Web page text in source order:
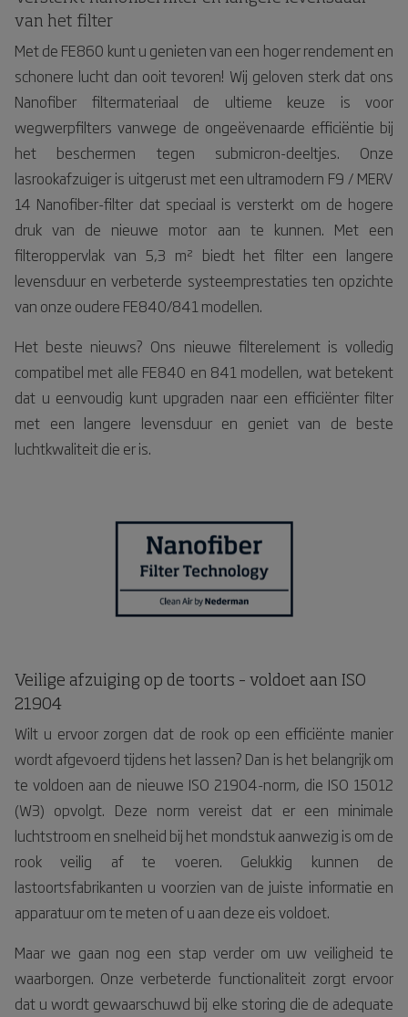
van het filter
Met de FE860 kunt u genieten van een hoger rendement en
schonere lucht dan ooit tevoren! Wij geloven sterk dat ons
Nanofiber filtermateriaal de ultieme keuze is voor
wegwerpfilters vanwege de ongeëvenaarde efficiëntie bij
het beschermen tegen submicron-deeltjes. Onze
lasrookafzuiger is uitgerust met een ultramodern F9 / MERV
14 Nanofiber-filter dat speciaal is versterkt om de hogere
druk van de nieuwe motor aan te kunnen. Met een
filteroppervlak van 5,3 m² biedt het filter een langere
levensduur en verbeterde systeemprestaties ten opzichte
van onze oudere FE840/841 modellen.
Het beste nieuws? Ons nieuwe filterelement is volledig
compatibel met alle FE840 en 841 modellen, wat betekent
dat u eenvoudig kunt upgraden naar een efficiënter filter
met een langere levensduur en geniet van de beste
luchtkwaliteit die er is.
Veilige afzuiging op de toorts – voldoet aan ISO
21904
Wilt u ervoor zorgen dat de rook op een efficiënte manier
wordt afgevoerd tijdens het lassen? Dan is het belangrijk om
te voldoen aan de nieuwe ISO 21904-norm, die ISO 15012
(W3) opvolgt. Deze norm vereist dat er een minimale
luchtstroom en snelheid bij het mondstuk aanwezig is om de
rook veilig af te voeren. Gelukkig kunnen de
lastoortsfabrikanten u voorzien van de juiste informatie en
apparatuur om te meten of u aan deze eis voldoet.
Maar we gaan nog een stap verder om uw veiligheid te
waarborgen. Onze verbeterde functionaliteit zorgt ervoor
dat u wordt gewaarschuwd bij elke storing die de adequate